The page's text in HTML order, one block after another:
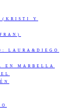
(KRISTI Y
LAURA&DIEGO
EN MARBELLA